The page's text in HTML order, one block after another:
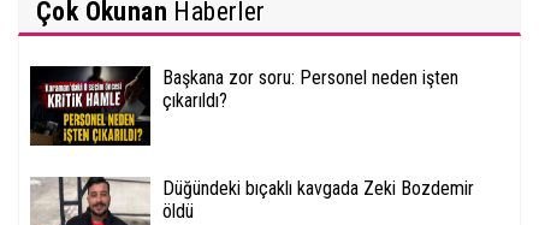
Çok Okunan Haberler
Başkana zor soru: Personel neden işten
çıkarıldı?
Düğündeki bıçaklı kavgada Zeki Bozdemir
öldü